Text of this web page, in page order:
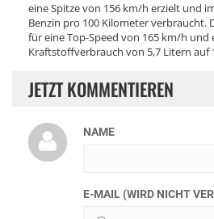
eine Spitze von 156 km/h erzielt und
Benzin pro 100 Kilometer verbraucht.
für eine Top-Speed von 165 km/h
Kraftstoffverbrauch von 5,7 Litern auf
JETZT KOMMENTIEREN
NAME
E-MAIL (WIRD NICHT